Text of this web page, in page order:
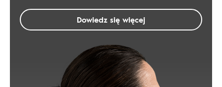
Dowiedz się więcej